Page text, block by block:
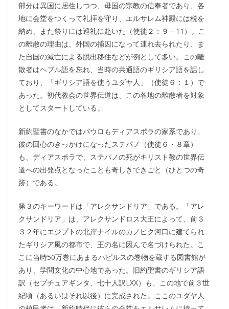
部分は異国に居住しつつ、母国の宗教の信奉者であり、各
地に会堂をつくって礼拝を守り、エルサレム神殿には税を
納め、また祭りには巡礼に赴いた（使徒２：９―11）。こ
の離散の理由は、外国の捕囚になって連れ去られたり、ま
た自国の滅亡による脱出移住などが例として多い。この離
散者はヘブル語を忘れ、当時の共通語のギリシア語を話し
ており、「ギリシア語を使うユダヤ人」（使徒６：１）で
あった。初代教会の世界伝道は、この各地の離散者を対象
としてスタートしている。
新約聖書のなかではパウロもディアスポラの家系であり、
彼の回心のきっかけになったステパノ（使徒６・８章）
も、ディアスポラで、ステパノの死がキリスト教の世界伝
道への出発点となったことも奇しきできごと（ひとつの奇
跡）である。
第３のキーワードは「アレクサンドリア」である。「アレ
クサンドリア」は、アレクサンドロス大王によって、前３
３２年にエジプトの北岸ナイルのカノピク河口に建てられ
たギリシア風の都市で、王の名に因んで名づけられた。こ
こに当時50万巻にあまるパピルスの巻物を蔵する図書館が
あり、学問文化の中心地であった。旧約聖書のギリシア語
訳（セプチュアギンタ、七十人訳LXX）も、この地で前３世
紀頃（あるいはそれ以後）に完成された。ここのユダヤ人